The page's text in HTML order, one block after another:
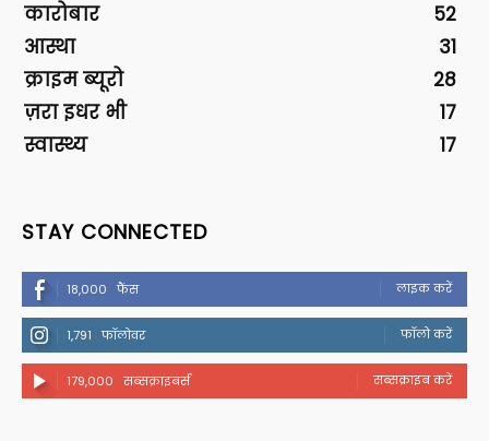
कारोबार
52
आस्था
31
क्राइम ब्यूरो
28
ज़रा इधर भी
17
स्वास्थ्य
17
STAY CONNECTED
18,000 फैंस लाइक करें
1,791 फॉलोवर फॉलो करें
179,000 सब्सक्राइबर्स सब्सक्राइब करें